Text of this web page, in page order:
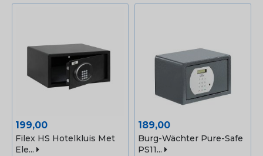
Prijs
199,00
Filex HS Hotelkluis Met
Ele...
Prijs
189,00
Burg-Wächter Pure-Safe
PS11...